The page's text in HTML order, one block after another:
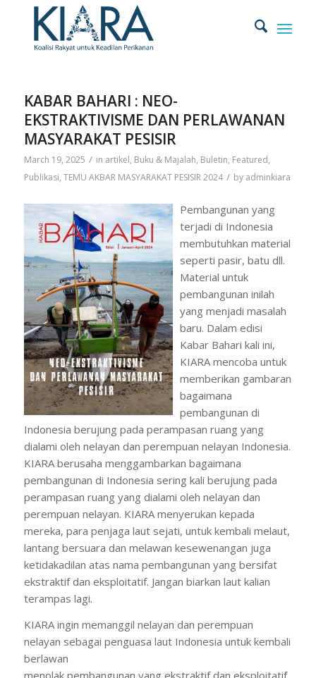
KABAR BAHARI : NEO-
EKSTRAKTIVISME DAN PERLAWANAN
MASYARAKAT PESISIR
March 19, 2025 / in artikel, Buku & Majalah, Buletin, Featured,
Publikasi, TEMU AKBAR MASYARAKAT PESISIR 2024 / by adminkiara
Pembangunan yang
terjadi di Indonesia
membutuhkan material
seperti pasir, batu dll.
Material untuk
pembangunan inilah
yang menjadi masalah
baru. Dalam edisi
Kabar Bahari kali ini,
KIARA mencoba untuk
memberikan gambaran
bagaimana
pembangunan di
Indonesia berujung pada perampasan ruang yang
dialami oleh nelayan dan perempuan nelayan Indonesia.
KIARA berusaha menggambarkan bagaimana
pembangunan di Indonesia sering kali berujung pada
perampasan ruang yang dialami oleh nelayan dan
perempuan nelayan. KIARA menyerukan kepada
mereka, para penjaga laut sejati, untuk kembali melaut,
lantang bersuara dan melawan kesewenangan juga
ketidakadilan atas nama pembangunan yang bersifat
ekstraktif dan eksploitatif. Jangan biarkan laut kalian
terampas lagi.
KIARA ingin memanggil nelayan dan perempuan
nelayan sebagai penguasa laut Indonesia untuk kembali
berlawan
menolak pembangunan yang ekstraktif dan eksploitatif